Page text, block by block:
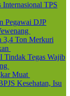
TPS
Pegawai DJP
3,4 Ton Merkuri
Tindak Tegas Wajib
Muat
Kesehatan, Isu